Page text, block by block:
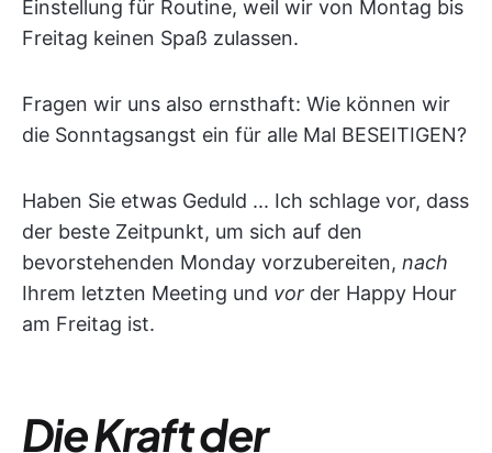
Einstellung für Routine, weil wir von Montag bis
Freitag keinen Spaß zulassen.
Fragen wir uns also ernsthaft: Wie können wir
die Sonntagsangst ein für alle Mal BESEITIGEN?
Haben Sie etwas Geduld ... Ich schlage vor, dass
der beste Zeitpunkt, um sich auf den
bevorstehenden Monday vorzubereiten, nach
Ihrem letzten Meeting und vor der Happy Hour
am Freitag ist.
Die Kraft der